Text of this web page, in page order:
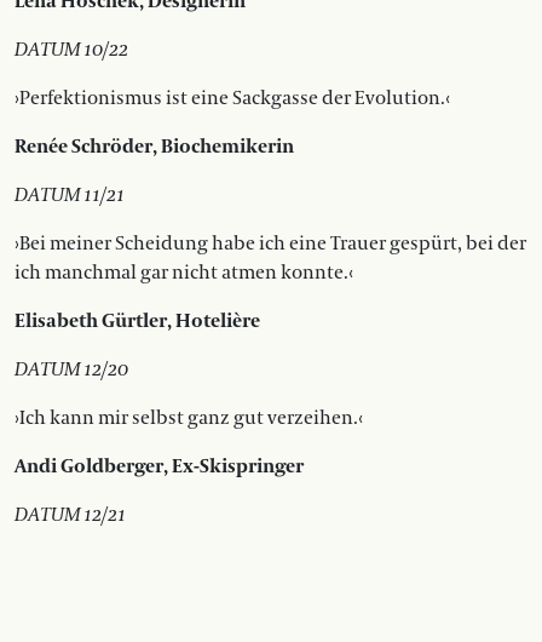
DATUM 10/22
›Perfektionismus ist eine Sackgasse der Evolution.‹
Renée Schröder, Biochemikerin
DATUM 11/21
›Bei meiner Scheidung habe ich eine Trauer gespürt, bei der
ich manchmal gar nicht atmen konnte.‹
Elisabeth Gürtler, Hotelière
DATUM 12/20
›Ich kann mir selbst ganz gut verzeihen.‹
Andi Goldberger, Ex-Skispringer
DATUM 12/21